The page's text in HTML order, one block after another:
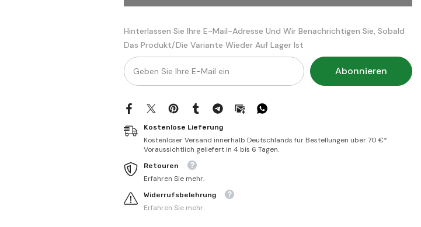
الأشاعرة
الأشاعرة
Hinterlassen Sie Ihre E-Mail-Adresse Und Wir Benachrichtigen Sie, Sobald
Das Produkt/die Variante Wieder Auf Lager Ist
Abonnieren
Kostenlose Lieferung
Kostenloser Versand innerhalb Deutschlands für Bestellungen über 70 €*
Voraussichtlich geliefert in 4 bis 6 Tagen.
Retouren
Erfahren Sie mehr.
Widerrufsbelehrung
Erfahren Sie mehr.